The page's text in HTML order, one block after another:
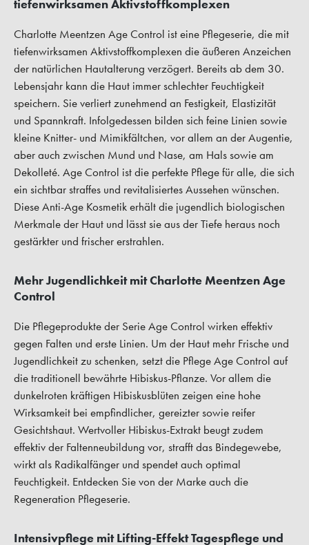
tiefenwirksamen Aktivstoffkomplexen
Charlotte Meentzen Age Control ist eine Pflegeserie, die mit
tiefenwirksamen Aktivstoffkomplexen die äußeren Anzeichen
der natürlichen Hautalterung verzögert. Bereits ab dem 30.
Lebensjahr kann die Haut immer schlechter Feuchtigkeit
speichern. Sie verliert zunehmend an Festigkeit, Elastizität
und Spannkraft. Infolgedessen bilden sich feine Linien sowie
kleine Knitter- und Mimikfältchen, vor allem an der Augentie,
aber auch zwischen Mund und Nase, am Hals sowie am
Dekolleté. Age Control ist die perfekte Pflege für alle, die sich
ein sichtbar straffes und revitalisiertes Aussehen wünschen.
Diese Anti-Age Kosmetik erhält die jugendlich biologischen
Merkmale der Haut und lässt sie aus der Tiefe heraus noch
gestärkter und frischer erstrahlen.
Mehr Jugendlichkeit mit Charlotte Meentzen Age
Control
Die Pflegeprodukte der Serie Age Control wirken effektiv
gegen Falten und erste Linien. Um der Haut mehr Frische und
Jugendlichkeit zu schenken, setzt die Pflege Age Control auf
die traditionell bewährte Hibiskus-Pflanze. Vor allem die
dunkelroten kräftigen Hibiskusblüten zeigen eine hohe
Wirksamkeit bei empfindlicher, gereizter sowie reifer
Gesichtshaut. Wertvoller Hibiskus-Extrakt beugt zudem
effektiv der Faltenneubildung vor, strafft das Bindegewebe,
wirkt als Radikalfänger und spendet auch optimal
Feuchtigkeit. Entdecken Sie von der Marke auch die
Regeneration Pflegeserie.
Intensivpflege mit Lifting-Effekt Tagespflege und